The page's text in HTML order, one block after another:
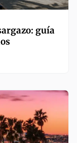
guía